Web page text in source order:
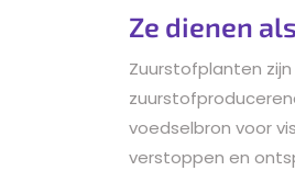
Ze dienen
Zuurstofplanten
voedselbron voor
verstoppen en